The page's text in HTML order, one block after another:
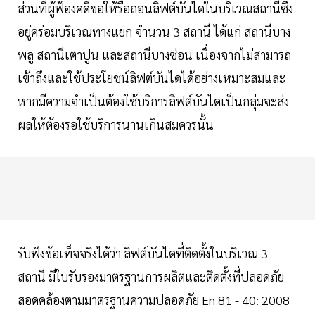
ส่วนที่ผู้ฟ้องคดีขอให้รื้อถอนลิฟต์บันไดในบริเวณสถานีซึ่ง
อยู่คร่อมบริเวณทางแยก จำนวน 3 สถานี ได้แก่ สถานีบาง
พลู สถานีเตาปูน และสถานีบางซ่อน เนื่องจากไม่สามารถ
เข้าถึงและใช้ประโยชน์ลิฟต์บันไดได้อย่างเหมาะสมและ
หากมีความจำเป็นต้องใช้บริการลิฟต์บันไดเป็นกลุ่มจะส่ง
ผลให้ต้องรอใช้บริการนานเกินสมควรนั้น
รับฟังข้อเท็จจริงได้ว่า ลิฟต์บันไดที่ติดตั้งในบริเวณ 3
สถานี มีใบรับรองมาตรฐานการผลิตและติดตั้งที่ปลอดภัย
สอดคล้องตามมาตรฐานความปลอดภัย En 81 - 40: 2008